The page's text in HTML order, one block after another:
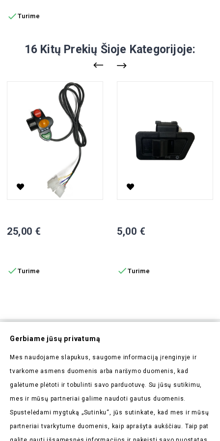
 Turime
16 Kitų Prekių Šioje Kategorijoje:
Kaina
25,00 €
 Turime
Kaina
5,00 €
 Turime
Prenumeruokite Mūsų
Naujienlaiškį
Pirmieji sužinokite apie mūsų naujienas bei taikomas
Gerbiame jūsų privatumą
Mes naudojame slapukus, saugome informaciją įrenginyje ir
tvarkome asmens duomenis arba naršymo duomenis, kad
galėtume plėtoti ir tobulinti savo parduotuvę. Su jūsų sutikimu,
mes ir mūsų partneriai galime naudoti gautus duomenis.
Spustelėdami mygtuką „Sutinku“, jūs sutinkate, kad mes ir mūsų
partneriai tvarkytume duomenis, kaip aprašyta aukščiau. Taip pat